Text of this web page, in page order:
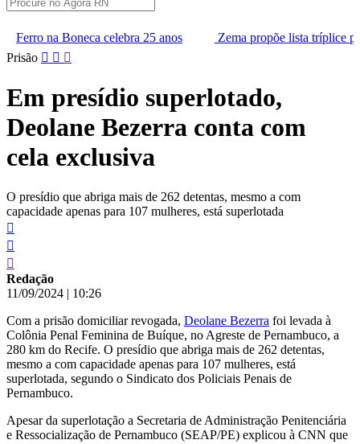
25 anos
Zema propõe lista tríplice para escolha dos
Pular
conteúdo
Prisão
Em presídio superlotado,
Deolane Bezerra conta com
cela exclusiva
O presídio que abriga mais de 262 detentas, mesmo a com
capacidade apenas para 107 mulheres, está superlotada
Redação
11/09/2024 | 10:26
Com a prisão domiciliar revogada, Deolane Bezerra foi levada à
Colônia Penal Feminina de Buíque, no Agreste de Pernambuco, a
280 km do Recife. O presídio que abriga mais de 262 detentas,
mesmo a com capacidade apenas para 107 mulheres, está
superlotada, segundo o Sindicato dos Policiais Penais de
Pernambuco.
Apesar da superlotação a Secretaria de Administração Penitenciária
e Ressocialização de Pernambuco (SEAP/PE) explicou à CNN que